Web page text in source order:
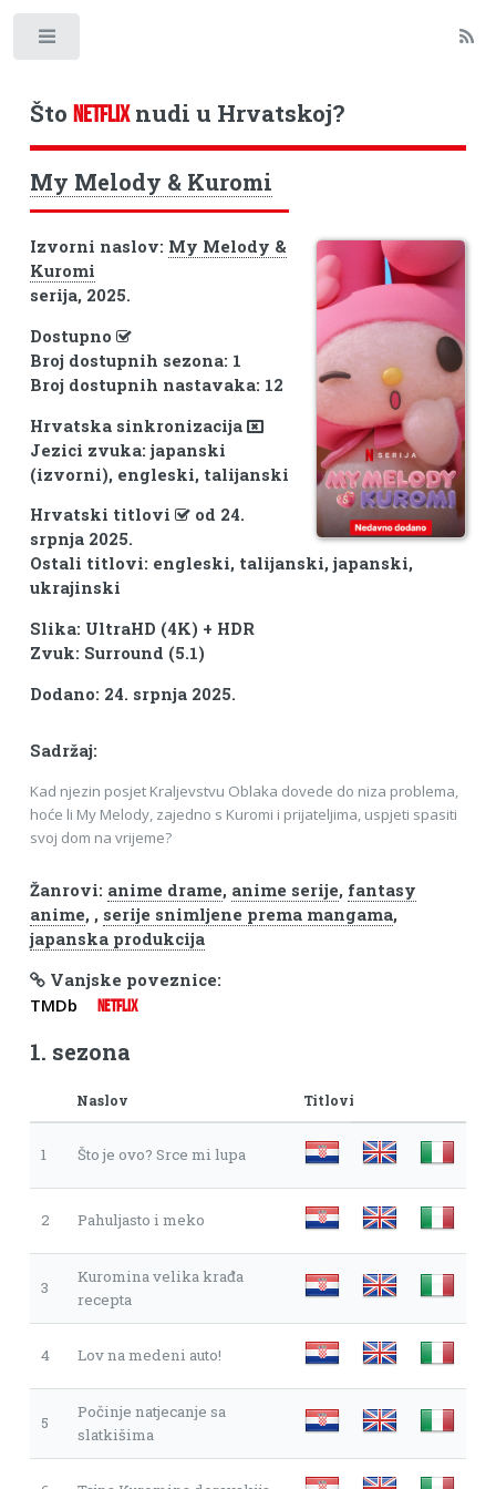
Što NETFLIXnudi u Hrvatskoj?
My Melody & Kuromi
Izvorni naslov: My Melody &
Kuromi
serija, 2025.
Dostupno
Broj dostupnih sezona: 1
Broj dostupnih nastavaka: 12
Hrvatska sinkronizacija
Jezici zvuka: japanski
(izvorni), engleski, talijanski
Hrvatski titlovi
od 24.
srpnja 2025.
Ostali titlovi: engleski, talijanski, japanski,
ukrajinski
Slika: UltraHD (4K) + HDR
Zvuk: Surround (5.1)
Dodano: 24. srpnja 2025.
Sadržaj:
Kad njezin posjet Kraljevstvu Oblaka dovede do niza problema,
hoće li My Melody, zajedno s Kuromi i prijateljima, uspjeti spasiti
svoj dom na vrijeme?
Žanrovi: anime drame, anime serije, fantasy
anime, , serije snimljene prema mangama,
japanska produkcija
Vanjske poveznice:
TMDb NETFLIX
1. sezona
Naslov Titlovi
1 Što je ovo? Srce mi lupa
2 Pahuljasto i meko
3
Kuromina velika krađa
recepta
4 Lov na medeni auto!
5
Počinje natjecanje sa
slatkišima